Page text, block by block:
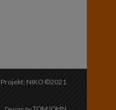
Projekt: NIKO ©2021